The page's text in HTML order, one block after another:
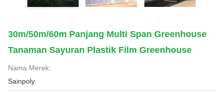
30m/50m/60m Panjang Multi Span Greenhouse
Tanaman Sayuran Plastik Film Greenhouse
Nama Merek:
Sainpoly